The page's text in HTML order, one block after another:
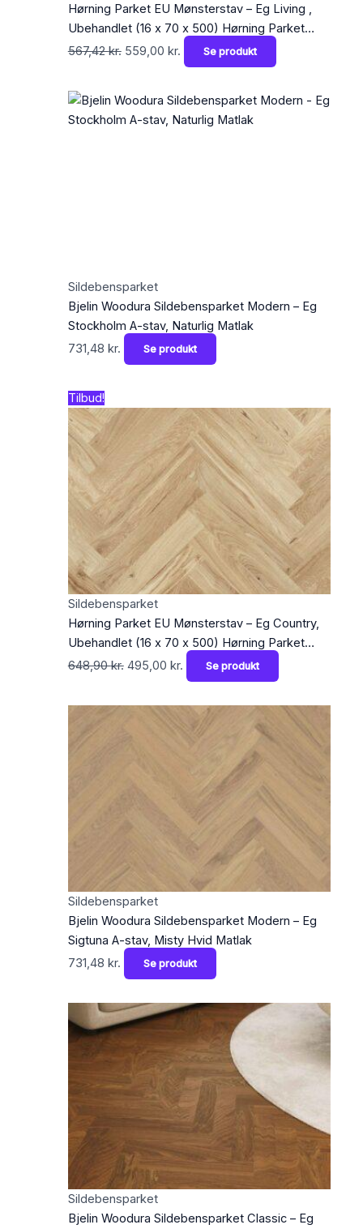
Hørning Parket EU Mønsterstav – Eg Living ,
Ubehandlet (16 x 70 x 500) Hørning Parket
Trægulve > Sildebensparket
567,42kr. 559,00 kr. Se produkt
Sildebensparket
Bjelin Woodura Sildebensparket Modern – Eg
Stockholm A-stav, Naturlig Matlak
731,48 kr. Se produkt
Tilbud!
Sildebensparket
Hørning Parket EU Mønsterstav – Eg Country,
Ubehandlet (16 x 70 x 500) Hørning Parket
Trægulve > Sildebensparket
648,90kr.
oprindelige
648,90 kr..
495,00 kr.
aktuelle
pris
er:
495,00 kr..
Se produkt
Sildebensparket
Bjelin Woodura Sildebensparket Modern – Eg
Sigtuna A-stav, Misty Hvid Matlak
731,48 kr. Se produkt
Sildebensparket
Bjelin Woodura Sildebensparket Classic – Eg